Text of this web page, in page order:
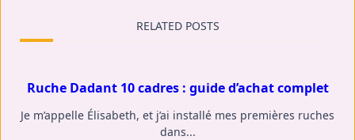
text">Page</span>
RELATED POSTS
Ruche Dadant 10 cadres : guide d’achat complet
Je m’appelle Élisabeth, et j’ai installé mes premières ruches
dans...